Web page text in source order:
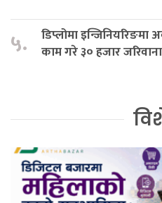
५.
डिप्लोमा इन्जिनियरिङमा
काम गरे ३० हजार जरिवाना